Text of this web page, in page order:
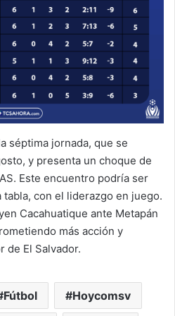
séptima jornada, que se
y presenta un choque de
Este encuentro podría ser
con el liderazgo en juego.
Cacahuatique ante Metapán
más acción y
de El Salvador.
Fútbol Hoycomsv